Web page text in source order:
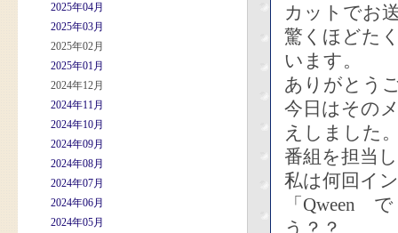
2025年04月
2025年03月
2025年02月
2025年01月
2024年12月
2024年11月
2024年10月
2024年09月
2024年08月
2024年07月
2024年06月
2024年05月
カットでお
驚くほどた
います。
ありがとう
今日はその
えしました
番組を担当
私は何回イ
「Qween
う？？